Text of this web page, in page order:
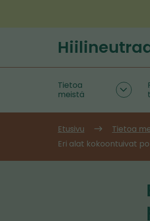
Etusivu
Tietoa
meistä
Tietoa
Etusivu Tietoa
Eri alat kokoontuivat